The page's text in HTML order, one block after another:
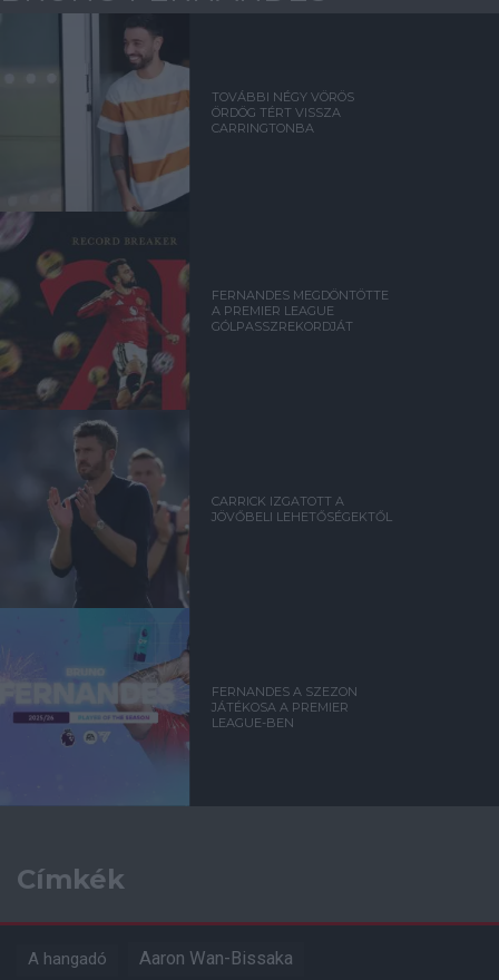
TOVÁBBI NÉGY VÖRÖS
ÖRDÖG TÉRT VISSZA
CARRINGTONBA
FERNANDES MEGDÖNTÖTTE
A PREMIER LEAGUE
GÓLPASSZREKORDJÁT
CARRICK IZGATOTT A
JÖVŐBELI LEHETŐSÉGEKTŐL
FERNANDES A SZEZON
JÁTÉKOSA A PREMIER
LEAGUE-BEN
Címkék
A hangadó Aaron Wan-Bissaka